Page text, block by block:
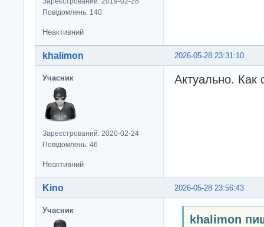
Повідомлень: 140
Неактивний
2026-05-28 23:31:10
khalimon
Учасник
Зареєстрований: 2020-02-24
Повідомлень: 46
Актуально. Как
Неактивний
2026-05-28 23:56:43
Kino
Учасник
khalimon